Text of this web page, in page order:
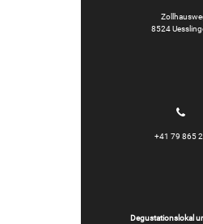
8524
+41 79 865
Degustationslokal